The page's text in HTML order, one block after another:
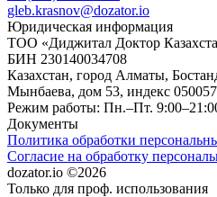
gleb.krasnov@dozator.io
Юридическая информация
ТОО «Диджитал Доктор
БИН 230140034708
Казахстан, город Алматы,
Мынбаева, дом 53, индекс 050057
Режим работы: Пн.–Пт.
Документы
Политика обработки
Согласие на обработку
dozator.io ©2026
Только для проф. использования